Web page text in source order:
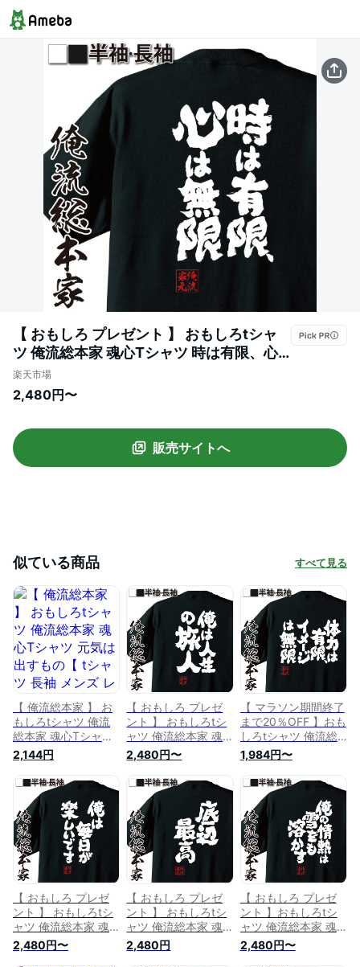
【 おもしろ プレゼント 】 おもしろtシャ
ツ 俺流総本家 魂心Tシャツ 時は有限、心
は無限【 tシャツ 長袖 メンズ レディース
漢字 文字 メッセージtシャツおもしろ雑貨
楽天市場
2,480円〜
販売サイトへ
似ている商品 すべて見る
【 俺流総本家 】 お
もしろtシャツ 俺流
総本家 魂心Tシャツ
元気は出すもの【 t
シャツ 長袖 メンズ
レディース 漢字 文
字 メッセージtシャ
ツおもしろ雑貨 ポジ
ティブ・やる気系】
2,144円
【 おもしろ プレゼ
ント 】 おもしろtシ
ャツ 俺流総本家 魂
心Tシャツ 俺は人生
の旅人【 tシャツ 長
袖 メンズ レディー
ス 漢字 文字 メッセ
ージtシャツおもしろ
雑貨 ポジティブ・や
る気系】
2,480円〜
【 マラソン期間終了
まで20％OFF 】おも
しろtシャツ 俺流総
本家 魂心Tシャツ 体
力は有限、イメージ
は無限【 tシャツ 長
袖 メンズ レディー
ス 漢字 文字 メッセ
ージtシャツおもしろ
雑貨 ポジティブ・や
る気系】
1,984円〜
【 おもしろ プレゼ
ント 】 おもしろtシ
ャツ 俺流総本家 魂
心Tシャツ 俺は毎日
が楽しいです【 tシ
2,480円〜
【 おもしろ プレゼ
ント 】 おもしろtシ
ャツ 俺流総本家 魂
心Tシャツ 底辺最高
【 tシャツ 長袖 メン
2,480円
【 おもしろ プレゼ
ント 】おもしろtシ
ャツ 俺流総本家 魂
心Tシャツ 俺の情熱
は雪をも溶かす【 t
2,480円〜